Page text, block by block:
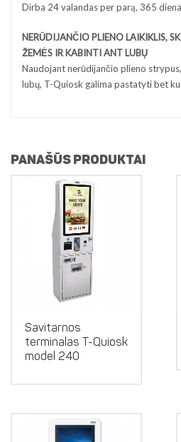
Dirba 24 valandas per parą, 365
NERŪDIJANČIO PLIENO LAIKIKLIS,
ŽEMĖS IR KABINTI ANT LUBŲ
Naudojant nerūdijančio plieno
lubų, T-Quiosk galima pastatyti bet
PANAŠŪS PRODUKTAI
Savitarnos
terminalas T-Quiosk
model 240